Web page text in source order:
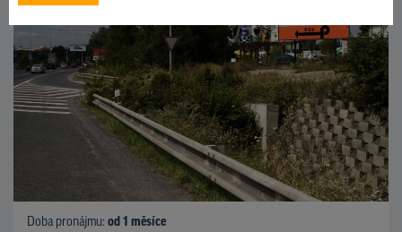
Doba pronájmu: od 1 měsíce